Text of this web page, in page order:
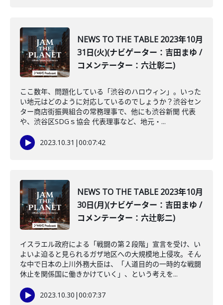
NEWS TO THE TABLE 2023年10月
31日(火)(ナビゲーター：吉田まゆ /
コメンテーター：六辻彰二)
ここ数年、問題化している「渋谷のハロウィン」。いった
い地元はどのように対応しているのでしょうか？渋谷セン
ター商店街振興組合の常務理事で、他にも渋谷新聞 代表
や、渋谷区SDGｓ協会 代表理事など、地元・...
2023.10.31 |00:07:42
NEWS TO THE TABLE 2023年10月
30日(月)(ナビゲーター：吉田まゆ /
コメンテーター：六辻彰二)
イスラエル政府による「戦闘の第２段階」宣言を受け、い
よいよ迫ると見られるガザ地区への大規模地上侵攻。そん
な中で日本の上川外務大臣は、「人道目的の一時的な戦闘
休止を関係国に働きかけていく」、という考えを...
2023.10.30 |00:07:37